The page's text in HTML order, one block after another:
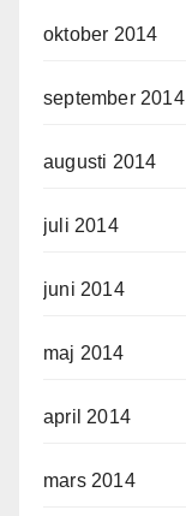
oktober 2014
september 2014
augusti 2014
juli 2014
juni 2014
maj 2014
april 2014
mars 2014